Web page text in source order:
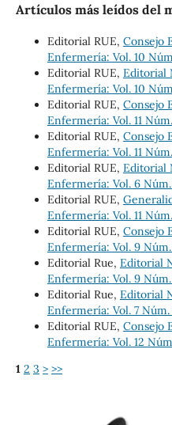
Artículos más leídos del
Editorial RUE, Consejo
Enfermería: Vol. 10
Editorial RUE, Editorial
Enfermería: Vol. 10
Editorial RUE, Consejo
Enfermería: Vol. 11
Editorial RUE, Consejo
Enfermería: Vol. 11
Editorial RUE, Editorial
Enfermería: Vol. 6 Núm.
Editorial RUE,
Enfermería: Vol. 11
Editorial RUE, Consejo
Enfermería: Vol. 9 Núm.
Editorial Rue, Editorial
Enfermería: Vol. 9 Núm.
Editorial Rue, Editorial
Enfermería: Vol. 7 Núm.
Editorial RUE, Consejo
Enfermería: Vol. 12
1 2 3 > >>